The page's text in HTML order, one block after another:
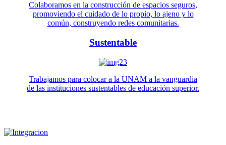
Colaboramos en la construcción de espacios seguros,
promoviendo el cuidado de lo propio, lo ajeno y lo
común, construyendo redes comunitarias.
Sustentable
Trabajamos para colocar a la UNAM a la vanguardia
de las instituciones sustentables de educación superior.